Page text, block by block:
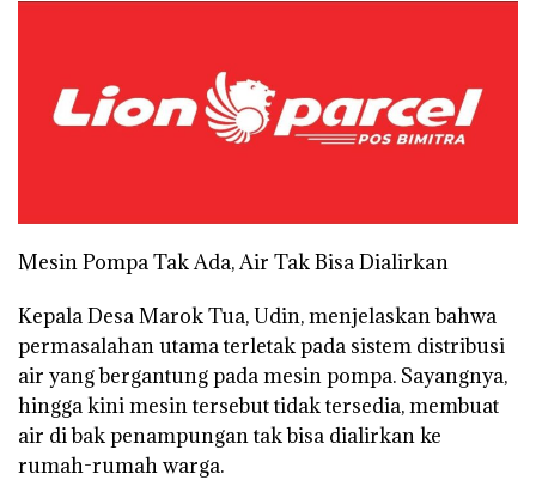
Mesin Pompa Tak Ada, Air Tak Bisa Dialirkan
Kepala Desa Marok Tua, Udin, menjelaskan bahwa
permasalahan utama terletak pada sistem distribusi
air yang bergantung pada mesin pompa. Sayangnya,
hingga kini mesin tersebut tidak tersedia, membuat
air di bak penampungan tak bisa dialirkan ke
rumah-rumah warga.